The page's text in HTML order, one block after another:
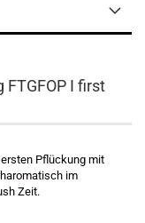
FTGFOP I first
Pflückung mit
im
Zeit.